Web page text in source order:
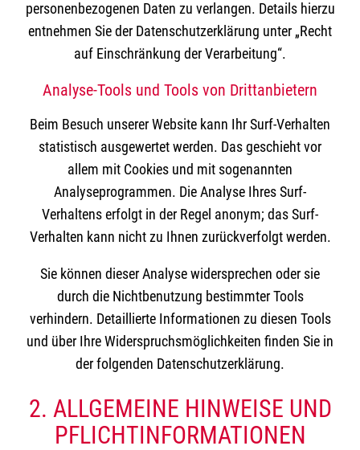
personenbezogenen Daten zu verlangen. Details hierzu
entnehmen Sie der Datenschutzerklärung unter „Recht
auf Einschränkung der Verarbeitung“.
Analyse-Tools und Tools von Drittanbietern
Beim Besuch unserer Website kann Ihr Surf-Verhalten
statistisch ausgewertet werden. Das geschieht vor
allem mit Cookies und mit sogenannten
Analyseprogrammen. Die Analyse Ihres Surf-
Verhaltens erfolgt in der Regel anonym; das Surf-
Verhalten kann nicht zu Ihnen zurückverfolgt werden.
Sie können dieser Analyse widersprechen oder sie
durch die Nichtbenutzung bestimmter Tools
verhindern. Detaillierte Informationen zu diesen Tools
und über Ihre Widerspruchsmöglichkeiten finden Sie in
der folgenden Datenschutzerklärung.
2. ALLGEMEINE HINWEISE UND
PFLICHTINFORMATIONEN